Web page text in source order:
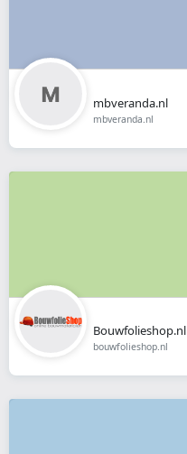
mbveranda.nl
mbveranda.nl
Bouwfolieshop.nl
bouwfolieshop.nl